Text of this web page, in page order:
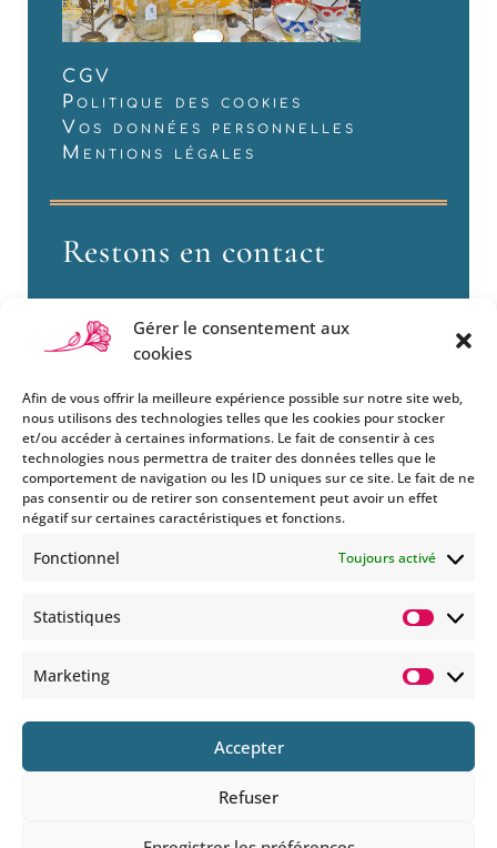
Gérer le consentement aux
cookies
Afin de vous offrir la meilleure expérience possible sur notre site web,
nous utilisons des technologies telles que les cookies pour stocker
et/ou accéder à certaines informations. Le fait de consentir à ces
technologies nous permettra de traiter des données telles que le
comportement de navigation ou les ID uniques sur ce site. Le fait de ne
pas consentir ou de retirer son consentement peut avoir un effet
négatif sur certaines caractéristiques et fonctions.
Fonctionnel Toujours activé
Statistiques
Marketing
Accepter
Refuser
CGV
Politique des cookies
Vos données personnelles
Mentions légales
Restons en contact
Si vous souhaitez être informés
des nouveautés et évènements
que nous organisons
abonnez-vous à notre
de nos MMS.
En savoir plus